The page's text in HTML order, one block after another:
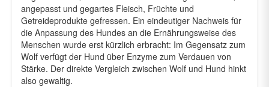
angepasst und gegartes Fleisch, Früchte und
Getreideprodukte gefressen. Ein eindeutiger Nachweis für
die Anpassung des Hundes an die Ernährungsweise des
Menschen wurde erst kürzlich erbracht: Im Gegensatz zum
Wolf verfügt der Hund über Enzyme zum Verdauen von
Stärke. Der direkte Vergleich zwischen Wolf und Hund hinkt
also gewaltig.